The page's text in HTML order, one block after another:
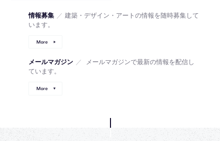
情報募集 ／ 建築・デザイン・アートの情報を随時募集して
います。
More
メールマガジン ／
メールマガジンで最新の情報を配信し
ています。
More